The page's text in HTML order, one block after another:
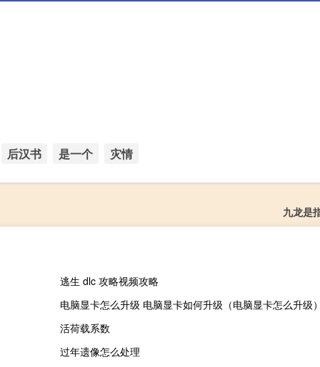
后汉书 是一个 灾情
九龙是
逃生 dlc 攻略视频攻略
电脑显卡怎么升级 电脑显卡如何升级（电脑显卡怎么升级
活荷载系数
过年遗像怎么处理